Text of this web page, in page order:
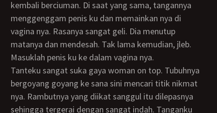
kembali berciuman. Di saat yang sama, tangannya
menggenggam penis ku dan memainkan nya di
vagina nya. Rasanya sangat geli. Dia menutup
matanya dan mendesah. Tak lama kemudian, jleb.
Masuklah penis ku ke dalam vagina nya.
Tanteku sangat suka gaya woman on top. Tubuhnya
bergoyang goyang ke sana sini mencari titik nikmat
nya. Rambutnya yang diikat sanggul itu dilepasnya
sehingga tergerai dengan sangat indah. Tanganku